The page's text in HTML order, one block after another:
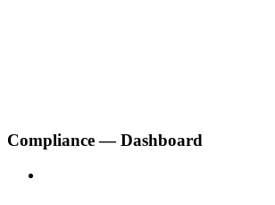
Compliance — Dashboard